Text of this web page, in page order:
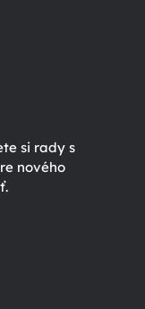
si rady s
nového